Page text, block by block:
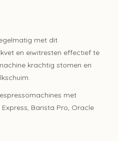
met dit
en eiwitresten effectief te
krachtig stomen en
met
Barista Pro, Oracle